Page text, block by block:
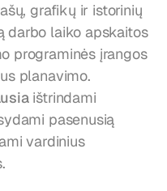
grafikų ir istorinių
darbo laiko apskaitos
programinės įrangos
ištrindami
pasenusią
vardinius